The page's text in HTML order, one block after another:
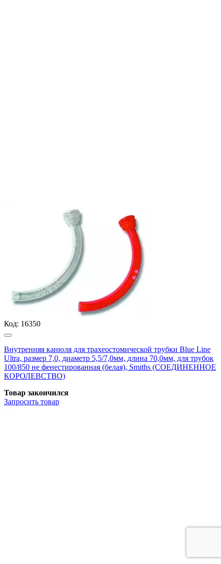
Код: 16350
Внутренняя канюля для трахеостомической трубки Blue Line
Ultra, размер 7,0, диаметр 5,5/7,0мм, длина 70,0мм, для трубок
100/850 не фенестированная (белая), Smiths (СОЕДИНЕННОЕ
КОРОЛЕВСТВО)
Товар закончился
Запросить товар